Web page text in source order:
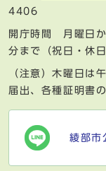
4406
開庁時間 月曜日
分まで（祝日・休
（注意）木曜日は
届出、各種証明書
綾部市